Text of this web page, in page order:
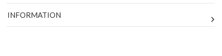
INFORMATION